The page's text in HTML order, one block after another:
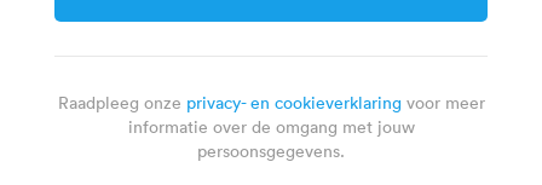
Raadpleeg onze privacy- en cookieverklaringvoor meer
informatie over de omgang met jouw
persoonsgegevens.